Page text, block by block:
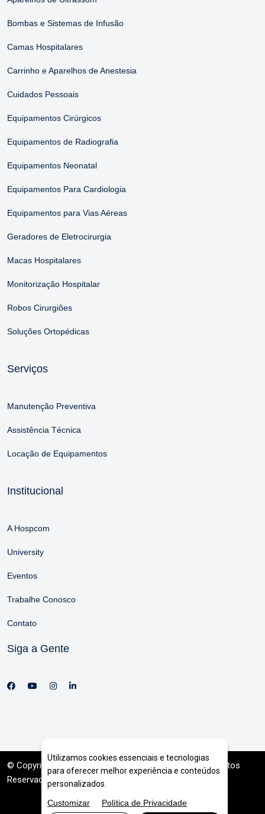
Bombas e Sistemas de Infusão
Camas Hospitalares
Carrinho e Aparelhos de Anestesia
Cuidados Pessoais
Equipamentos Cirúrgicos
Equipamentos de Radiografia
Equipamentos Neonatal
Equipamentos Para Cardiologia
Equipamentos para Vias Aéreas
Geradores de Eletrocirurgia
Macas Hospitalares
Monitorização Hospitalar
Robos Cirurgiões
Soluções Ortopédicas
Serviços
Manutenção Preventiva
Assistência Técnica
Locação de Equipamentos
Institucional
A Hospcom
University
Eventos
Trabalhe Conosco
Contato
Siga a Gente
© Copyright 2026. DIVIA Marketing Digital . Todos os Direitos
Reservados
Utilizamos cookies essenciais e tecnologias
para oferecer melhor experiência e conteúdos
personalizados.
Customizar
Política de Privacidade